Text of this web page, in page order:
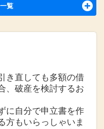
覧
き直しても多額の借
、破産を検討するお
に自分で申立書を作
方もいらっしゃいま